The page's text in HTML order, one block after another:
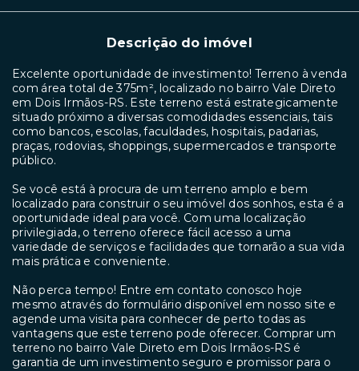
Descrição do imóvel
Excelente oportunidade de investimento! Terreno à venda
com área total de 375m², localizado no bairro Vale Direto
em Dois Irmãos-RS. Este terreno está estrategicamente
situado próximo a diversas comodidades essenciais, tais
como bancos, escolas, faculdades, hospitais, padarias,
praças, rodovias, shoppings, supermercados e transporte
público.
Se você está à procura de um terreno amplo e bem
localizado para construir o seu imóvel dos sonhos, esta é a
oportunidade ideal para você. Com uma localização
privilegiada, o terreno oferece fácil acesso a uma
variedade de serviços e facilidades que tornarão a sua vida
mais prática e conveniente.
Não perca tempo! Entre em contato conosco hoje
mesmo através do formulário disponível em nosso site e
agende uma visita para conhecer de perto todas as
vantagens que este terreno pode oferecer. Comprar um
terreno no bairro Vale Direto em Dois Irmãos-RS é
garantia de um investimento seguro e promissor para o